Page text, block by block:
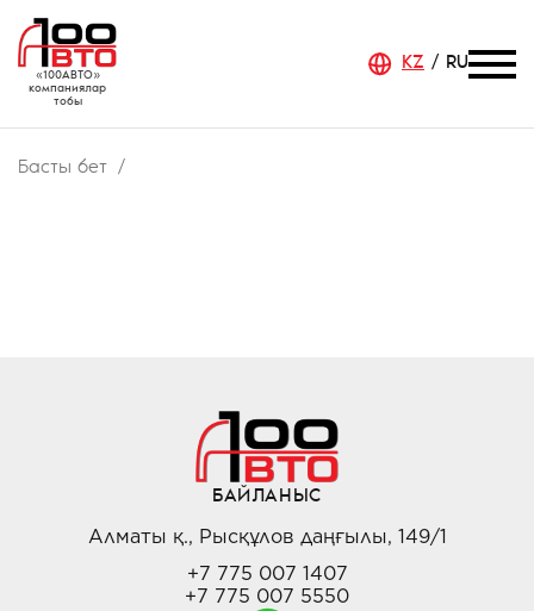
«100АВТО»
компаниялар
тобы
KZ RU
Басты бет
БАЙЛАНЫС
Алматы қ., Рысқұлов даңғылы, 149/1
+7 775 007 1407
+7 775 007 5550